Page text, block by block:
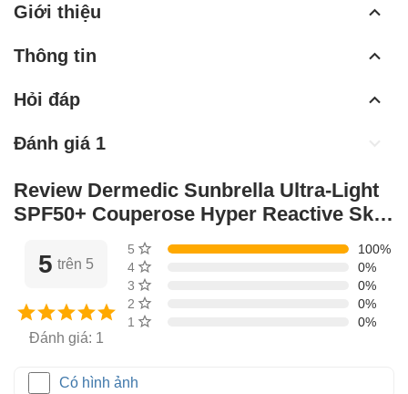
Giới thiệu
Thông tin
Hỏi đáp
Đánh giá 1
Review Dermedic Sunbrella Ultra-Light
SPF50+ Couperose Hyper Reactive Skin
từ những khách đã mua hàng
5 trên 5
Đánh giá: 1
5 sao
100%
4 sao
0%
3 sao
0%
2 sao
0%
1 sao
0%
Có hình ảnh